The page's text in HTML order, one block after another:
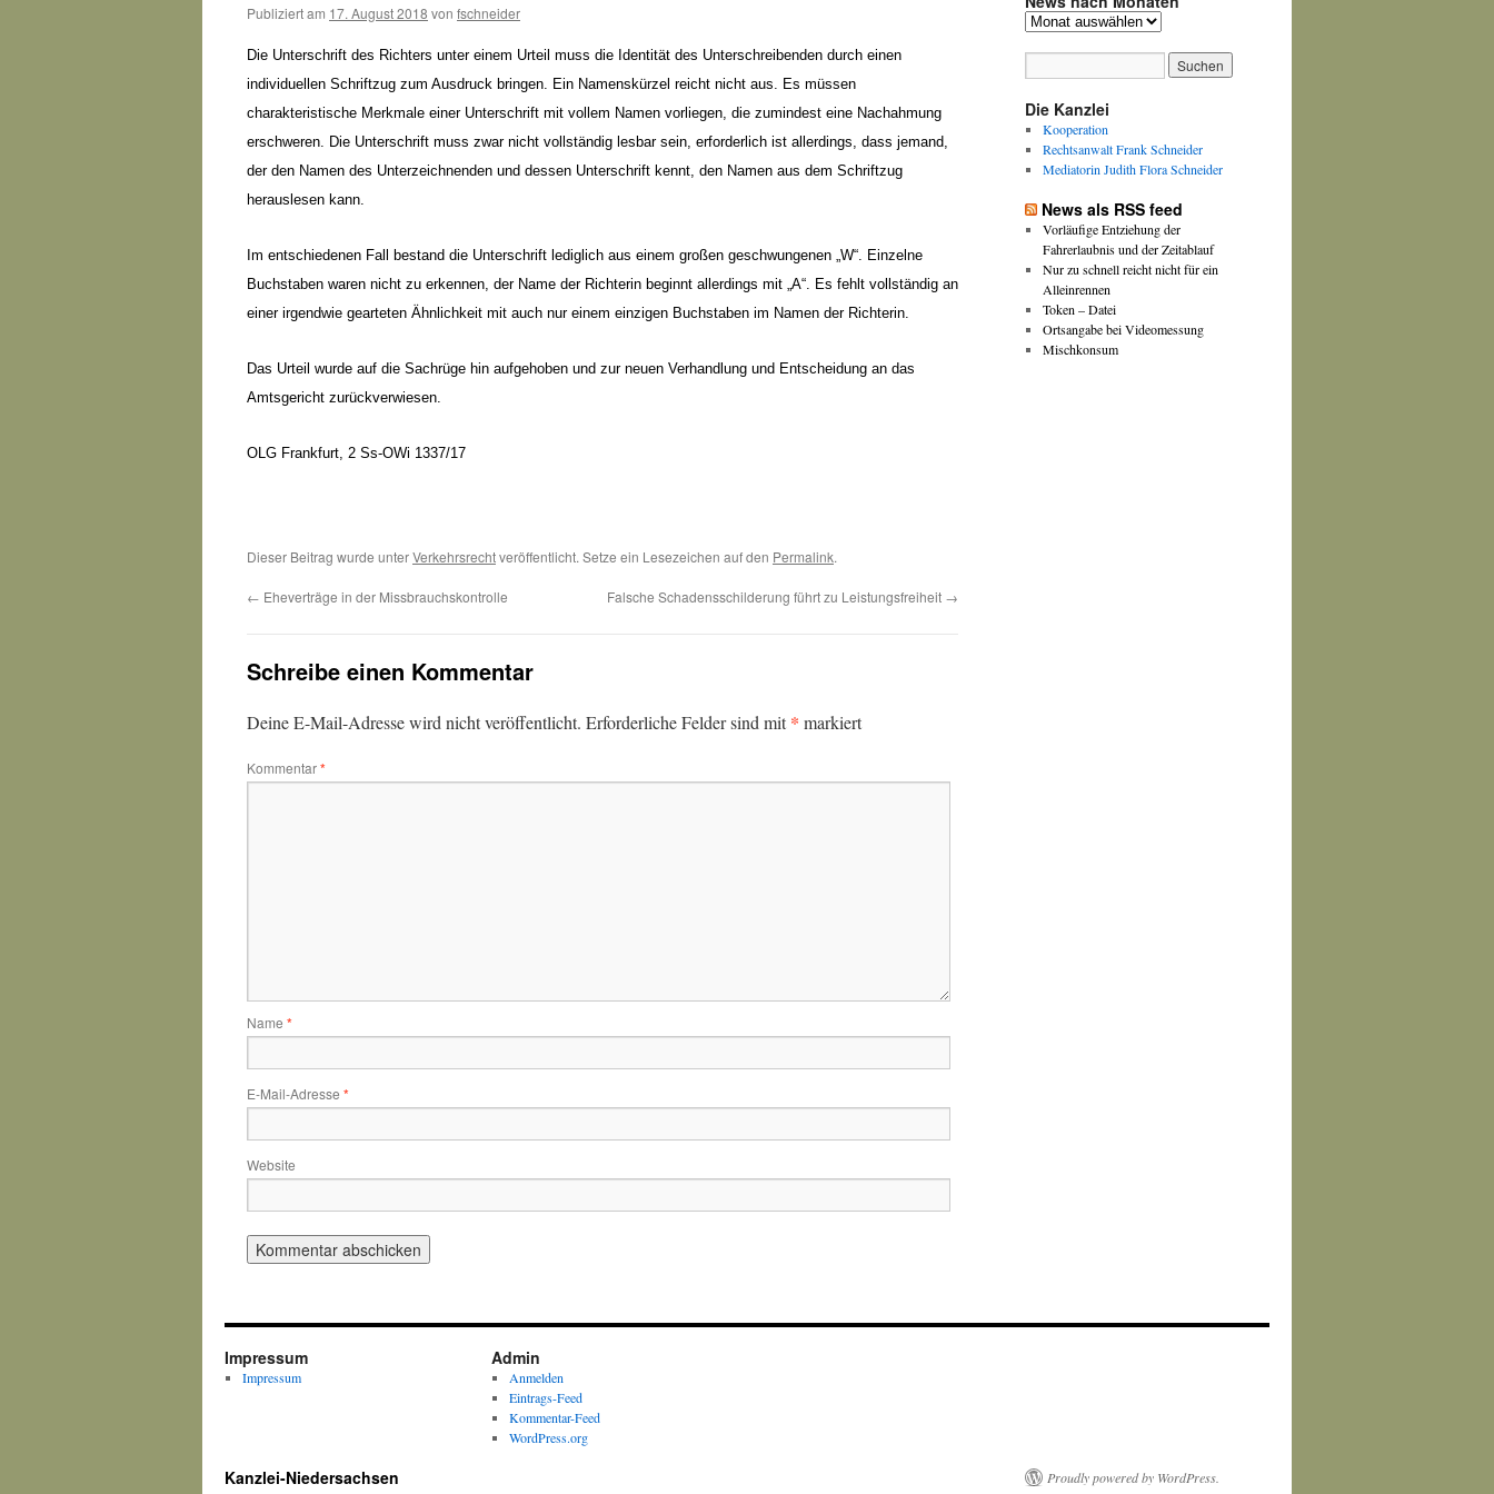
Publiziert am 17. August 2018 von fschneider
Die Unterschrift des Richters unter einem Urteil muss die Identität des Unterschreibenden durch einen
individuellen Schriftzug zum Ausdruck bringen. Ein Namenskürzel reicht nicht aus. Es müssen
charakteristische Merkmale einer Unterschrift mit vollem Namen vorliegen, die zumindest eine Nachahmung
erschweren. Die Unterschrift muss zwar nicht vollständig lesbar sein, erforderlich ist allerdings, dass jemand,
der den Namen des Unterzeichnenden und dessen Unterschrift kennt, den Namen aus dem Schriftzug
herauslesen kann.
Im entschiedenen Fall bestand die Unterschrift lediglich aus einem großen geschwungenen „W“. Einzelne
Buchstaben waren nicht zu erkennen, der Name der Richterin beginnt allerdings mit „A“. Es fehlt vollständig an
einer irgendwie gearteten Ähnlichkeit mit auch nur einem einzigen Buchstaben im Namen der Richterin.
Das Urteil wurde auf die Sachrüge hin aufgehoben und zur neuen Verhandlung und Entscheidung an das
Amtsgericht zurückverwiesen.
OLG Frankfurt, 2 Ss-OWi 1337/17
Dieser Beitrag wurde unterVerkehrsrechtveröffentlicht. Setze ein Lesezeichen auf den Permalink.
← Eheverträge in der Missbrauchskontrolle Falsche Schadensschilderung führt zu Leistungsfreiheit →
Schreibe einen Kommentar
Deine E-Mail-Adresse wird nicht veröffentlicht. Erforderliche Felder sind mit* markiert
Kommentar*
Name *
E-Mail-Adresse *
Website
News
Die Kanzlei
Kooperation
Rechtsanwalt Frank Schneider
Mediatorin Judith Flora Schneider
News als RSS feed
Vorläufige Entziehung der
Fahrerlaubnis und der Zeitablauf
Nur zu schnell reicht nicht für ein
Alleinrennen
Token – Datei
Ortsangabe bei Videomessung
Mischkonsum
Impressum
Impressum
Admin
Anmelden
Eintrags-Feed
Kommentar-Feed
WordPress.org
Kanzlei-Niedersachsen Proudly powered by WordPress.